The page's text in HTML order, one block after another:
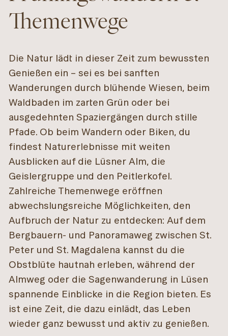
Themenwege
Die Natur lädt in dieser Zeit zum bewussten
Genießen ein – sei es bei sanften
Wanderungen durch blühende Wiesen, beim
Waldbaden im zarten Grün oder bei
ausgedehnten Spaziergängen durch stille
Pfade. Ob beim Wandern oder Biken, du
findest Naturerlebnisse mit weiten
Ausblicken auf die Lüsner Alm, die
Geislergruppe und den Peitlerkofel.
Zahlreiche Themenwege eröffnen
abwechslungsreiche Möglichkeiten, den
Aufbruch der Natur zu entdecken: Auf dem
Bergbauern- und Panoramaweg zwischen St.
Peter und St. Magdalena kannst du die
Obstblüte hautnah erleben, während der
Almweg oder die Sagenwanderung in Lüsen
spannende Einblicke in die Region bieten. Es
ist eine Zeit, die dazu einlädt, das Leben
wieder ganz bewusst und aktiv zu genießen.